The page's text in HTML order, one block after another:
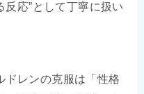
反応”として丁寧に扱い
ドレンの克服は「性格